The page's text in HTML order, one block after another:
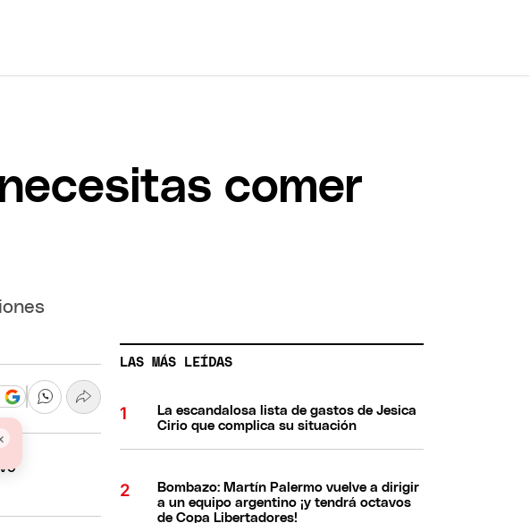
comer
LAS MÁS LEÍDAS
La escandalosa lista de gastos de Jesica
Cirio que complica su situación
Bombazo: Martín Palermo vuelve a dirigir
a un equipo argentino ¡y tendrá octavos
de Copa Libertadores!